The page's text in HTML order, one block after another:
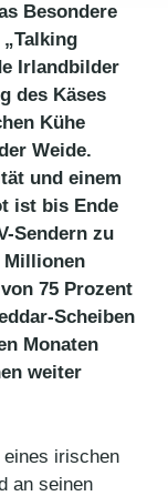
Besondere
Irlandbilder
des Käses
Kühe
Weide.
und einem
ist bis Ende
Sendern zu
Millionen
75 Prozent
Scheiben
Monaten
weiter
irischen
an seinen